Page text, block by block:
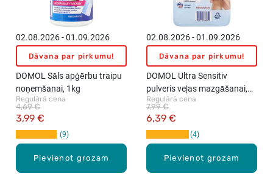
Pievienot grozam
02.08.2026 - 01.09.2026
Dāvana par pirkumu!
DOMOL Sāls apģērbu traipu
noņemšanai, 1kg
Regulārā cena
3,99 €
4,69 €
9
Pievienot grozam
02.08.2026 - 01.09.2026
Dāvana par pirkumu!
DOMOL Ultra Sensitiv
pulveris veļas mazgāšanai,
1.215kg
Regulārā cena
6,39 €
7,99 €
4